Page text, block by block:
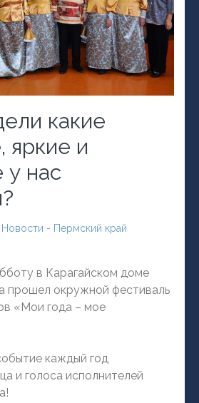
какие
яркие и
у нас
Новости - Пермский край
в Карагайском доме
прошел окружной фестиваль
«Мои года – мое
каждый год
и голоса исполнителей